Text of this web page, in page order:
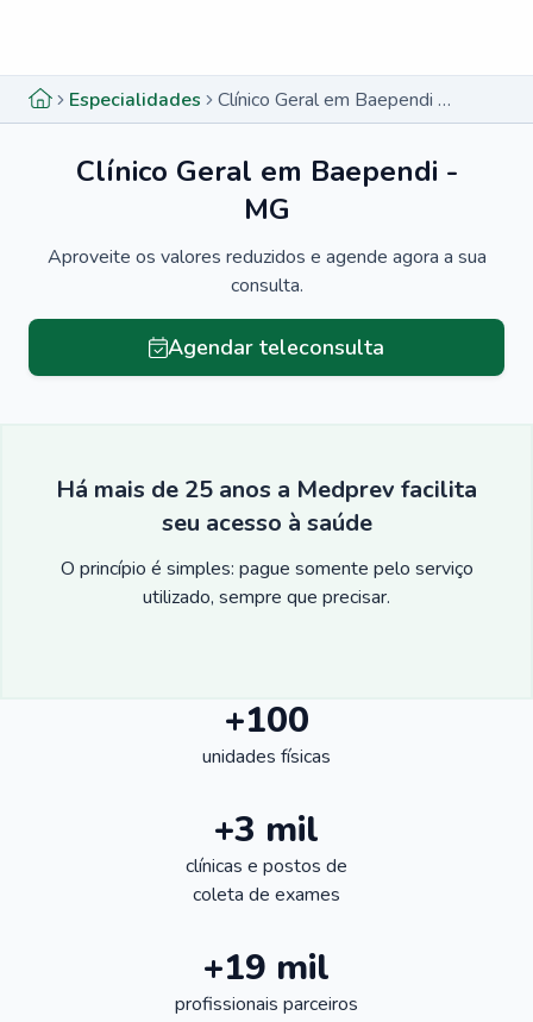
Especialidades Clínico Geral em Baependi - MG
Clínico Geral em Baependi -
MG
Aproveite os valores reduzidos e agende agora a sua
consulta.
Agendar teleconsulta
Há mais de 25 anos a Medprev facilita
seu acesso à saúde
O princípio é simples: pague somente pelo serviço
utilizado, sempre que precisar.
+100
unidades físicas
+3 mil
clínicas e postos de
coleta de exames
+19 mil
profissionais parceiros